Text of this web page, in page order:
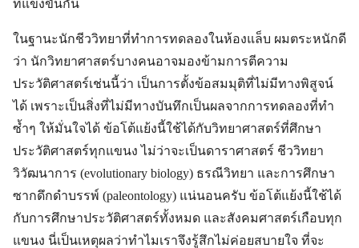
ที่แข่งขันกัน
ในฐานะนักชีววิทยาที่ทำการทดลองในห้องแล็บ ผมตระหนักดี
ว่า นักวิทยาศาสตร์บางคนอาจมองข้ามการตีความ
ประวัติศาสตร์เช่นนี้ว่า เป็นการตั้งข้อสมมุติที่ไม่มีทางพิสูจน์
ได้ เพราะเป็นสิ่งที่ไม่มีทางบันทึกเป็นผลจากการทดลองที่ทำ
ซ้ำๆ ให้มั่นใจได้ ข้อโต้แย้งนี้ใช้ได้กับวิทยาศาสตร์ที่ศึกษา
ประวัติศาสตร์ทุกแขนง ไม่ว่าจะเป็นดาราศาสตร์ ชีววิทยา
วิวัฒนาการ (evolutionary biology) ธรณีวิทยา และการศึกษา
ซากดึกดำบรรพ์ (paleontology) แน่นอนครับ ข้อโต้แย้งนี้ใช้ได้
กับการศึกษาประวัติศาสตร์ทั้งหมด และสังคมศาสตร์เกือบทุก
แขนง นี่เป็นเหตุผลว่าทำไมเราจึงรู้สึกไม่ค่อยสบายใจ ที่จะ